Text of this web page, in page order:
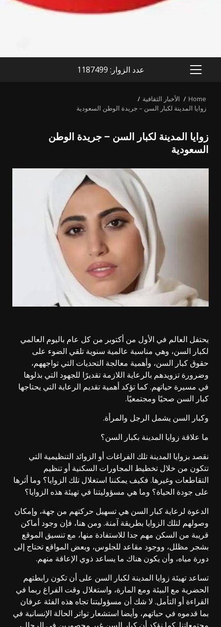
PRIMARY
عدد الزوار: 1187499
Home
الأخبار الثقافية
زوايا المدينة لكبار السن – جريدة الوطن السعودية
زوايا المدينة لكبار السن – جريدة الوطن
السعودية
يحتفل العالم في الأول من أكتوبر من كل عام باليوم العالمي
لكبار السن، وهي مناسبة عالمية سنوية تلقي الضوء على
حقوق كبار السن، وأهمية معالجة التحديات التي تواجههم،
وضرورة تزويدهم بالرعاية اللازمة تقديرًا للجهود التي بذلوها
في مسيرة حياتهم. كما تؤكد أهمية تقديم الرعاية التي يحتاجها
كبار السن صحيًا ومجتمعيًا.
وكبار السن يشمل الرجل والمرأة.
ما علاقة زوايا المدينة بكبار السن؟
نقصد بزوايا المدينة تلك الفراغات أو الزوائد التنظيمية التي
تتكون من خلال تخطيط المجاورات السكنية أو تنظيم
التقاطعات وغيرها. فكيف يمكننا استغلال تلك الزوايا؟ وما أثرها
على جودة الحياة؟ وما هي مسؤوليتنا في تهيئة هذه الزوايا؟
الدعوة لرعاية كبار السن هي تسهيل حركتهم من جهة، وإمكان
وصولهم لتلك الزوايا بطريقة آمنة. ومن هنا، فإن وجود أماكن
قريبة من السكن مهم جدا للاستفادة منها، مع تنسيق الموقع
بشجر مظلل، ووجود مقاعد للجلوس، وبعض المواقع تحتاج إلى
دورة مياه، وأن يكون هناك ما يساعد ذوي الإعاقة منهم.
تساعد تهيئة زوايا المدينة لكبار السن على أن تكون رابطتهم
الحضرية مع البيئة ومع المارة، واستغلال وقت الفراغ ربما في
القراءة أو التأمل. لا شك أن مسؤوليتنا تجاه هذه الفئة عرفان
بما قدموه في حياتهم، وأيضا استشعار تواتر الحالة الإنسانية في